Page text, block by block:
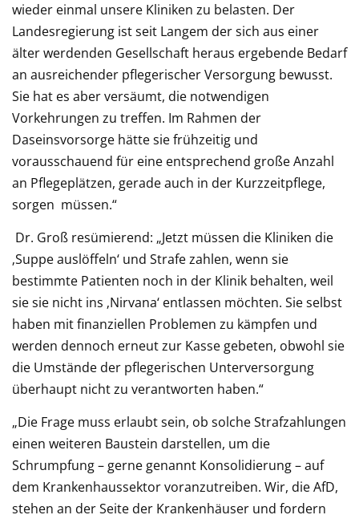
wieder einmal unsere Kliniken zu belasten. Der
Landesregierung ist seit Langem der sich aus einer
älter werdenden Gesellschaft heraus ergebende Bedarf
an ausreichender pflegerischer Versorgung bewusst.
Sie hat es aber versäumt, die notwendigen
Vorkehrungen zu treffen. Im Rahmen der
Daseinsvorsorge hätte sie frühzeitig und
vorausschauend für eine entsprechend große Anzahl
an Pflegeplätzen, gerade auch in der Kurzzeitpflege,
sorgen müssen.“
Dr. Groß resümierend: „Jetzt müssen die Kliniken die
‚Suppe auslöffeln‘ und Strafe zahlen, wenn sie
bestimmte Patienten noch in der Klinik behalten, weil
sie sie nicht ins ‚Nirvana‘ entlassen möchten. Sie selbst
haben mit finanziellen Problemen zu kämpfen und
werden dennoch erneut zur Kasse gebeten, obwohl sie
die Umstände der pflegerischen Unterversorgung
überhaupt nicht zu verantworten haben.“
„Die Frage muss erlaubt sein, ob solche Strafzahlungen
einen weiteren Baustein darstellen, um die
Schrumpfung – gerne genannt Konsolidierung – auf
dem Krankenhaussektor voranzutreiben. Wir, die AfD,
stehen an der Seite der Krankenhäuser und fordern